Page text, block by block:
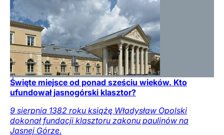
Święte miejsce od ponad sześciu wieków. Kto
ufundował jasnogórski klasztor?
9 sierpnia 1382 roku książę Władysław Opolski
dokonał fundacji klasztoru zakonu paulinów na
Jasnej Górze.